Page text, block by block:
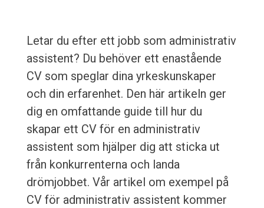
Letar du efter ett jobb som administrativ
assistent? Du behöver ett enastående
CV som speglar dina yrkeskunskaper
och din erfarenhet. Den här artikeln ger
dig en omfattande guide till hur du
skapar ett CV för en administrativ
assistent som hjälper dig att sticka ut
från konkurrenterna och landa
drömjobbet. Vår artikel om exempel på
CV för administrativ assistent kommer